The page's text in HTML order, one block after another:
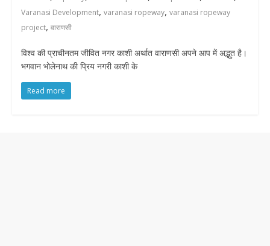
Varanasi Development, varanasi ropeway, varanasi ropeway
project, वाराणसी
विश्व की प्राचीनतम जीवित नगर काशी अर्थात वाराणसी अपने आप में अद्भुत है।
भगवान भोलेनाथ की प्रिय नगरी काशी के
Read more